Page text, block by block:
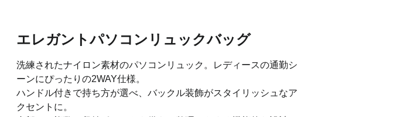
エレガントパソコンリュックバッグ
洗練されたナイロン素材のパソコンリュック。レディースの通勤シ
ーンにぴったりの2WAY仕様。
ハンドル付きで持ち方が選べ、バックル装飾がスタイリッシュなア
クセントに。